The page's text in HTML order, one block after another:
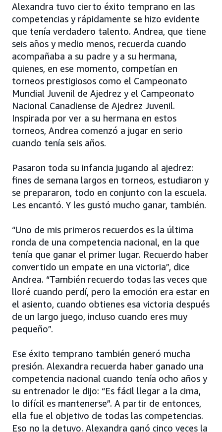
Alexandra tuvo cierto éxito temprano en las
competencias y rápidamente se hizo evidente
que tenía verdadero talento. Andrea, que tiene
seis años y medio menos, recuerda cuando
acompañaba a su padre y a su hermana,
quienes, en ese momento, competían en
torneos prestigiosos como el Campeonato
Mundial Juvenil de Ajedrez y el Campeonato
Nacional Canadiense de Ajedrez Juvenil.
Inspirada por ver a su hermana en estos
torneos, Andrea comenzó a jugar en serio
cuando tenía seis años.
Pasaron toda su infancia jugando al ajedrez:
fines de semana largos en torneos, estudiaron y
se prepararon, todo en conjunto con la escuela.
Les encantó. Y les gustó mucho ganar, también.
“Uno de mis primeros recuerdos es la última
ronda de una competencia nacional, en la que
tenía que ganar el primer lugar. Recuerdo haber
convertido un empate en una victoria”, dice
Andrea. “También recuerdo todas las veces que
lloré cuando perdí, pero la emoción era estar en
el asiento, cuando obtienes esa victoria después
de un largo juego, incluso cuando eres muy
pequeño”.
Ese éxito temprano también generó mucha
presión. Alexandra recuerda haber ganado una
competencia nacional cuando tenía ocho años y
su entrenador le dijo: “Es fácil llegar a la cima,
lo difícil es mantenerse”. A partir de entonces,
ella fue el objetivo de todas las competencias.
Eso no la detuvo. Alexandra ganó cinco veces la